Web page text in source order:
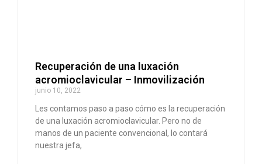
Recuperación de una luxación
acromioclavicular – Inmovilización
junio 10, 2022
Les contamos paso a paso cómo es la recuperación
de una luxación acromioclavicular. Pero no de
manos de un paciente convencional, lo contará
nuestra jefa,